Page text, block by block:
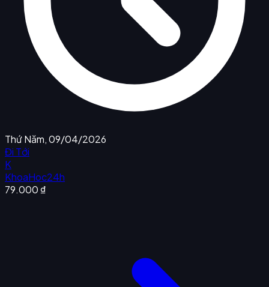
Thứ Năm, 09/04/2026
Đi Tới
K
KhoaHoc24h
79.000 ₫